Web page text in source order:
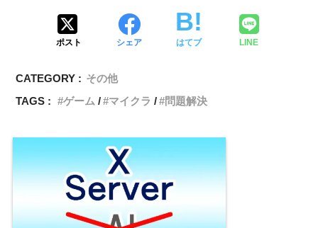
ポスト シェア はてブ LINE
CATEGORY : その他
TAGS :
ゲーム マイクラ 問題解決